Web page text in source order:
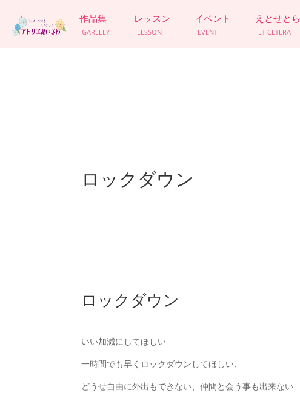
作品集
GARELLY
レッスン
LESSON
イベント
EVENT
えとせとら
ET CETERA
ロックダウン
ロックダウン
いい加減にしてほしい
一時間でも早くロックダウンしてほしい、
どうせ自由に外出もできない、仲間と会う事も出来ない